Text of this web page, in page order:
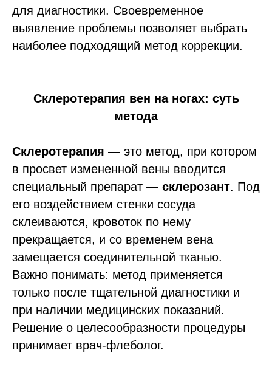
для диагностики. Своевременное
выявление проблемы позволяет выбрать
наиболее подходящий метод коррекции.
Склеротерапия вен на ногах: суть
метода
Склеротерапия — это метод, при котором
в просвет измененной вены вводится
специальный препарат — склерозант. Под
его воздействием стенки сосуда
склеиваются, кровоток по нему
прекращается, и со временем вена
замещается соединительной тканью.
Важно понимать: метод применяется
только после тщательной диагностики и
при наличии медицинских показаний.
Решение о целесообразности процедуры
принимает врач-флеболог.